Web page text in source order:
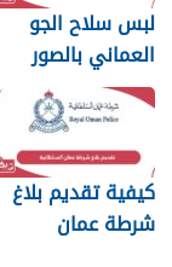
لبس سلاح الجو
العماني بالصور
2026
كيفية تقديم بلاغ
شرطة عمان